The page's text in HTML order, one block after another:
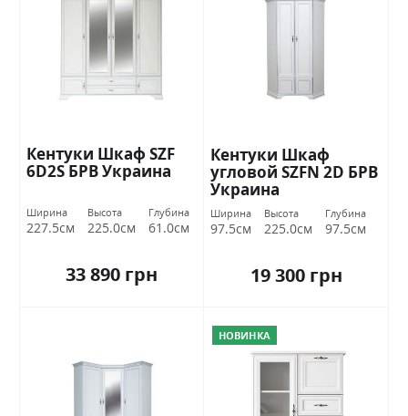
Кентуки Шкаф SZF
6D2S БРВ Украина
Ширина
227.5см
Высота
225.0см
Глубина
61.0см
33 890 грн
Кентуки Шкаф
угловой SZFN 2D БРВ ​​
Украина
Ширина
97.5см
Высота
225.0см
Глубина
97.5см
19 300 грн
НОВИНКА